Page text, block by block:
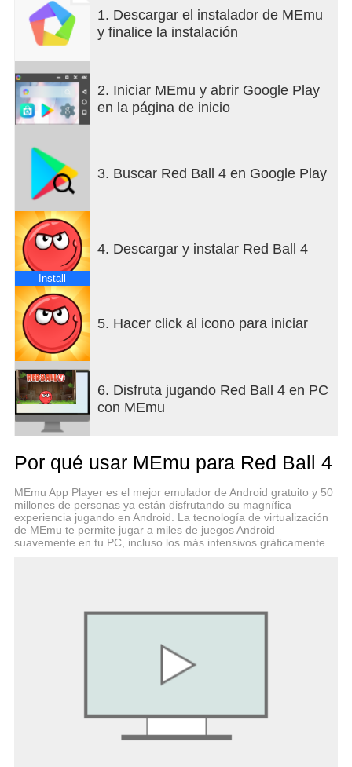
niveles llenos de aventuras.
Consigue sortear trampas muy complicadas y
derrota a todos los monstruos.
Detalles:
- Una aventura de Red Ball totalmente nueva
- 75 niveles
- Compatible con Cloud
- Elementos físicos emocionantes
- Banda sonora llena de ritmo
- Compatible con mando para HID
1. Descargar el instalador de MEmu
y finalice la instalación
2. Iniciar MEmu y abrir Google Play
en la página de inicio
3. Buscar Red Ball 4 en Google Play
Install
4. Descargar y instalar Red Ball 4
5. Hacer click al icono para iniciar
6. Disfruta jugando Red Ball 4 en PC
con MEmu
Por qué usar MEmu para Red Ball 4
MEmu App Player es el mejor emulador de Android gratuito y 50
millones de personas ya están disfrutando su magnífica
experiencia jugando en Android. La tecnología de virtualización
de MEmu te permite jugar a miles de juegos Android
suavemente en tu PC, incluso los más intensivos gráficamente.